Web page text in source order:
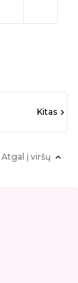
Kitas 
Atgal į viršų 